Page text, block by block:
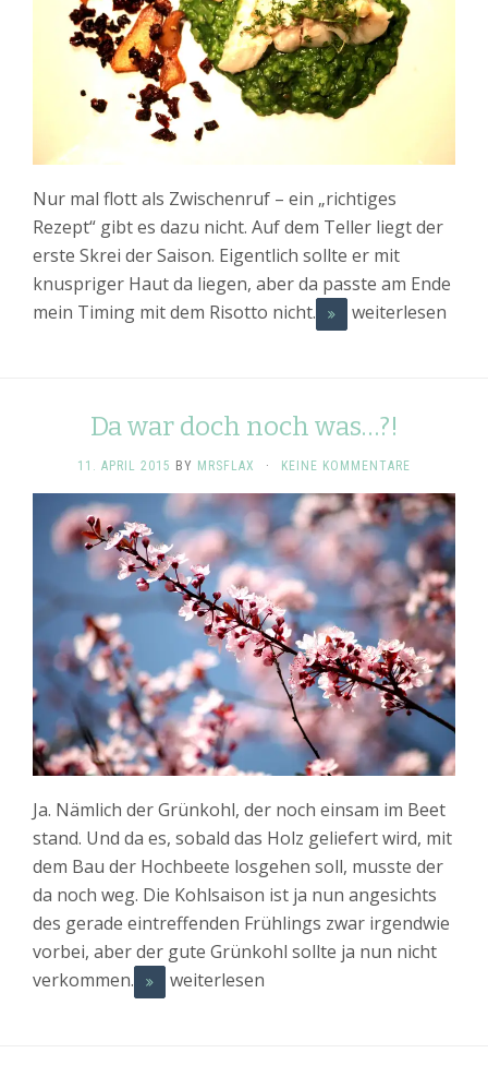
Nur mal flott als Zwischenruf – ein „richtiges
Rezept“ gibt es dazu nicht. Auf dem Teller liegt der
erste Skrei der Saison. Eigentlich sollte er mit
knuspriger Haut da liegen, aber da passte am Ende
mein Timing mit dem Risotto nicht.
weiterlesen
Da war doch noch was…?!
11. APRIL 2015 BY MRSFLAX · KEINE KOMMENTARE
Ja. Nämlich der Grünkohl, der noch einsam im Beet
stand. Und da es, sobald das Holz geliefert wird, mit
dem Bau der Hochbeete losgehen soll, musste der
da noch weg. Die Kohlsaison ist ja nun angesichts
des gerade eintreffenden Frühlings zwar irgendwie
vorbei, aber der gute Grünkohl sollte ja nun nicht
verkommen.
weiterlesen